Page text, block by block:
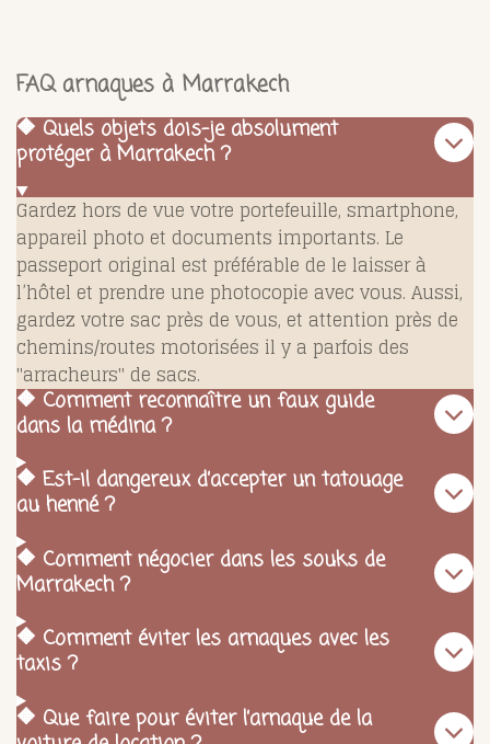
FAQ arnaques à Marrakech
🔶 Quels objets dois-je absolument
protéger à Marrakech ?
Gardez hors de vue votre portefeuille, smartphone,
appareil photo et documents importants. Le
passeport original est préférable de le laisser à
l’hôtel et prendre une photocopie avec vous. Aussi,
gardez votre sac près de vous, et attention près de
chemins/routes motorisées il y a parfois des
"arracheurs" de sacs.
🔶 Comment reconnaître un faux guide
dans la médina ?
🔶 Est-il dangereux d’accepter un tatouage
au henné ?
🔶 Comment négocier dans les souks de
Marrakech ?
🔶 Comment éviter les arnaques avec les
taxis ?
🔶 Que faire pour éviter l’arnaque de la